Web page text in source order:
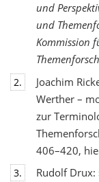
und
und
Kommission
2.
Joachim
Werther –
zur
406–420,
3.
Rudolf Drux: